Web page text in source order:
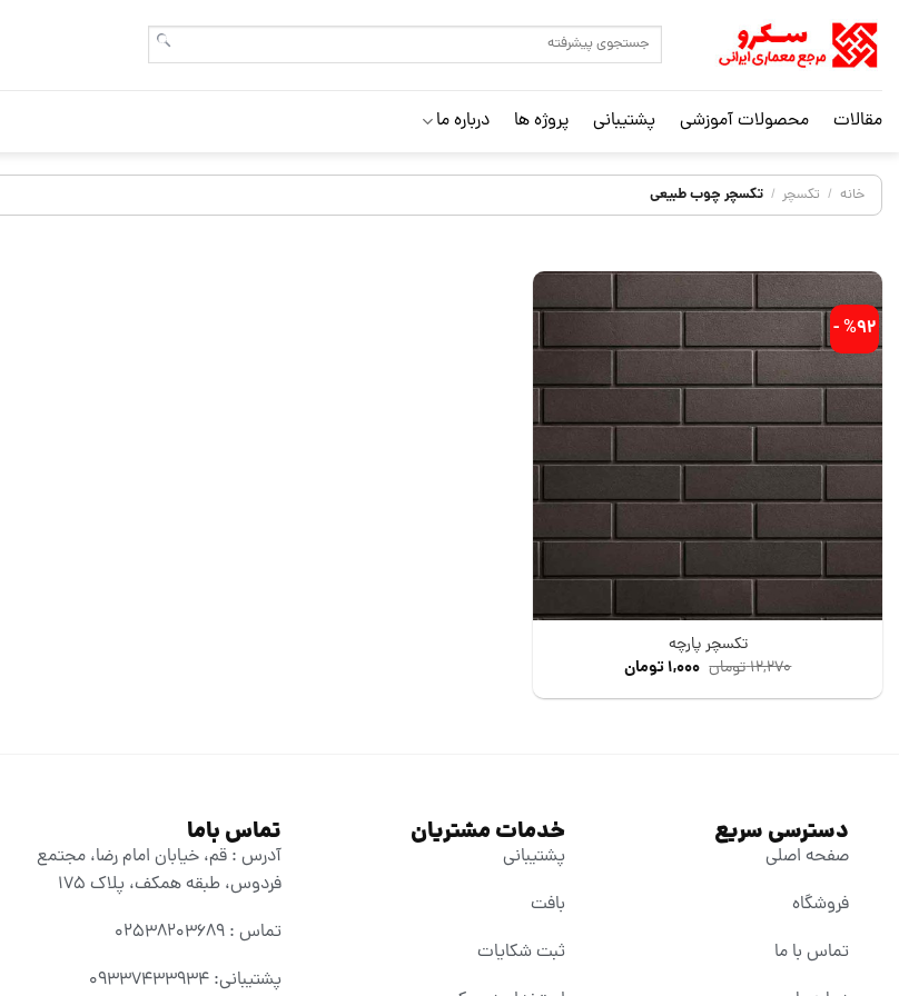
مقالات محصولات آموزشی پشتیبانی پروژه ها درباره ما
خانه / تکسچر / تکسچر چوب طبیعی
%92 -
تکسچر پارچه
۱۲,۲۷۰تومان ۱,۰۰۰تومان
دسترسی سریع
صفحه اصلی
فروشگاه
تماس با ما
خدمات مشتریان
پشتیبانی
بافت
ثبت شکایات
تماس باما
آدرس : قم، خیابان امام رضا، مجتمع
فردوس، طبقه همکف، پلاک ۱۷۵
تماس : 02538203689
پشتیبانی: 09337433934